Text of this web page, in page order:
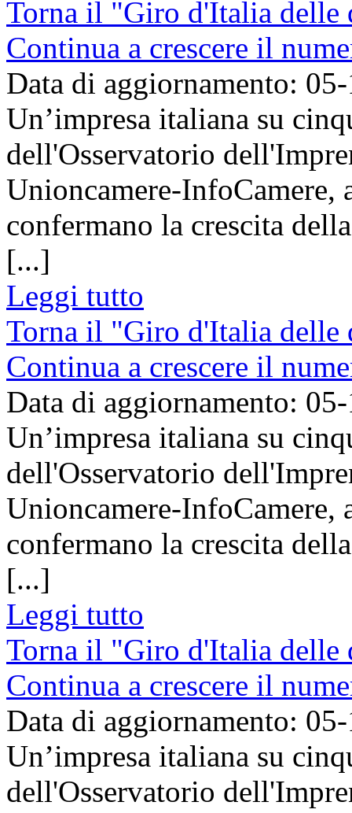
Torna il "Giro d'Italia delle
Continua a crescere il
Data di aggiornamento:
Un’impresa italiana su
dell'Osservatorio
Unioncamere-InfoCamere,
confermano la crescita
[...]
Leggi tutto
Torna il "Giro d'Italia delle
Continua a crescere il
Data di aggiornamento:
Un’impresa italiana su
dell'Osservatorio
Unioncamere-InfoCamere,
confermano la crescita
[...]
Leggi tutto
Torna il "Giro d'Italia delle
Continua a crescere il
Data di aggiornamento:
Un’impresa italiana su
dell'Osservatorio